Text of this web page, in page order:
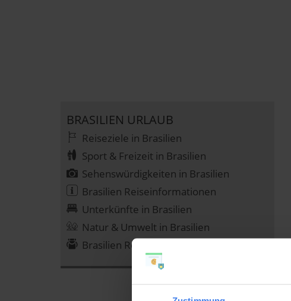
BRASILIEN URLAUB
Reiseziele in Brasilien
Sport & Freizeit in Brasilien
Sehenswürdigkeiten in Brasilien
Brasilien Reiseinformationen
Unterkünfte in Brasilien
Natur & Umwelt in Brasilien
Brasilien Reiseangebote